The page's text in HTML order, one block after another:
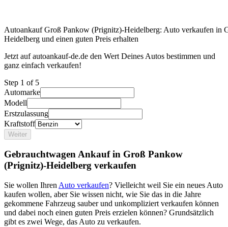
Autoankauf Groß Pankow (Prignitz)-Heidelberg: Auto verkaufen in
Heidelberg und einen guten Preis erhalten
Jetzt auf autoankauf-de.de den Wert Deines Autos bestimmen und
ganz einfach verkaufen!
Step 1 of 5
Automarke
Modell
Erstzulassung
Kraftstoff
Weiter
Gebrauchtwagen Ankauf in Groß Pankow
(Prignitz)-Heidelberg verkaufen
Sie wollen Ihren Auto verkaufen? Vielleicht weil Sie ein neues Auto
kaufen wollen, aber Sie wissen nicht, wie Sie das in die Jahre
gekommene Fahrzeug sauber und unkompliziert verkaufen können
und dabei noch einen guten Preis erzielen können? Grundsätzlich
gibt es zwei Wege, das Auto zu verkaufen.